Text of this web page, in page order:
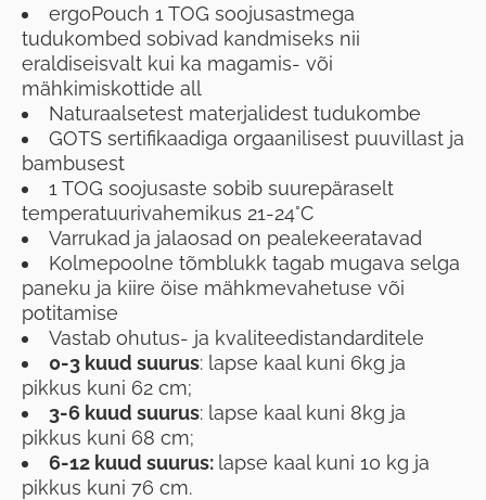
ergoPouch 1 TOG soojusastmega
tudukombed sobivad kandmiseks nii
eraldiseisvalt kui ka magamis- või
mähkimiskottide all
Naturaalsetest materjalidest tudukombe
GOTS sertifikaadiga orgaanilisest puuvillast ja
bambusest
1 TOG soojusaste sobib suurepäraselt
temperatuurivahemikus 21-24°C
Varrukad ja jalaosad on pealekeeratavad
Kolmepoolne tõmblukk tagab mugava selga
paneku ja kiire öise mähkmevahetuse või
potitamise
Vastab ohutus- ja kvaliteedistandarditele
0-3 kuud suurus: lapse kaal kuni 6kg ja
pikkus kuni 62 cm;
3-6 kuud suurus: lapse kaal kuni 8kg ja
pikkus kuni 68 cm;
6-12 kuud suurus: lapse kaal kuni 10 kg ja
pikkus kuni 76 cm.